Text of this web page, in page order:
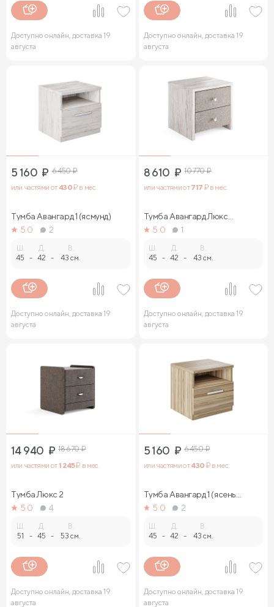
Доступно онлайн, доставка 19
августа
Доступно онлайн, доставка 19
августа
5 160 ₽ 6 450₽
или частями от 430₽ в мес.
Тумба Авангард 1 (ясмунд)
5.0
2
45 -
Д.
42 -
В.
43 см.
Доступно онлайн, доставка 19
августа
8 610 ₽ 10 770₽
или частями от717 ₽ в мес.
Тумба Авангард Люкс
(ясмунд)
5.0 1
45 -
Д.
42 -
В.
43 см.
Доступно онлайн, доставка 19
августа
14 940 ₽ 18 670₽
или частями от1 245₽ в мес.
Тумба Люкс 2
5.0
4
51 -
Д.
45 -
В.
53 см.
Доступно онлайн, доставка 19
августа
5 160 ₽ 6 450₽
или частями от430 ₽ в мес.
Тумба Авангард 1 (ясень
ориноко)
5.0 2
45 -
Д.
42 -
В.
43 см.
Доступно онлайн, доставка 19
августа